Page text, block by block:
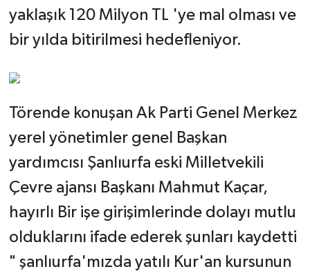
yaklaşık 120 Milyon TL 'ye mal olması ve
bir yılda bitirilmesi hedefleniyor.
Törende konuşan Ak Parti Genel Merkez
yerel yönetimler genel Başkan
yardımcısı Şanlıurfa eski Milletvekili
Çevre ajansı Başkanı Mahmut Kaçar,
hayırlı Bir işe girişimlerinde dolayı mutlu
olduklarını ifade ederek şunları kaydetti
" şanlıurfa'mızda yatılı Kur'an kursunun